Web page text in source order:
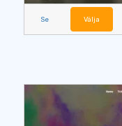
Se Välja